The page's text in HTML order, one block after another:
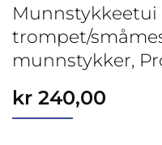
Munnstykkeetui
trompet/
munnstykker,
kr 240,00